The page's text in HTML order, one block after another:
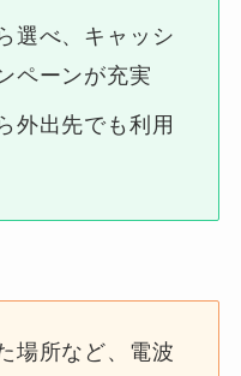
選べ、キャッシ
ペーンが充実
外出先でも利用
場所など、電波